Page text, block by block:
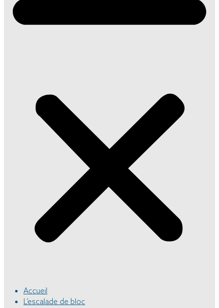
Accueil
L’escalade de bloc